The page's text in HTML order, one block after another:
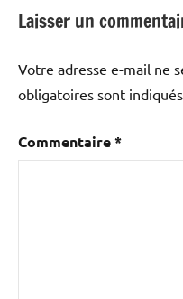
Laisser un
Votre adresse e-mail ne
obligatoires sont
Commentaire*